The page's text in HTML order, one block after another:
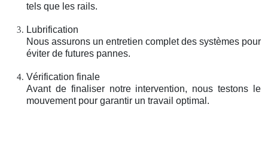
tels que les rails.
Lubrification
Nous assurons un entretien complet des systèmes pour
éviter de futures pannes.
Vérification finale
Avant de finaliser notre intervention, nous testons le
mouvement pour garantir un travail optimal.